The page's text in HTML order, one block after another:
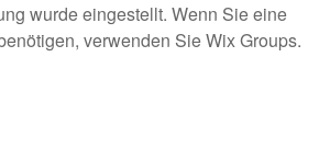
wurde eingestellt. Wenn Sie eine
verwenden Sie Wix Groups.